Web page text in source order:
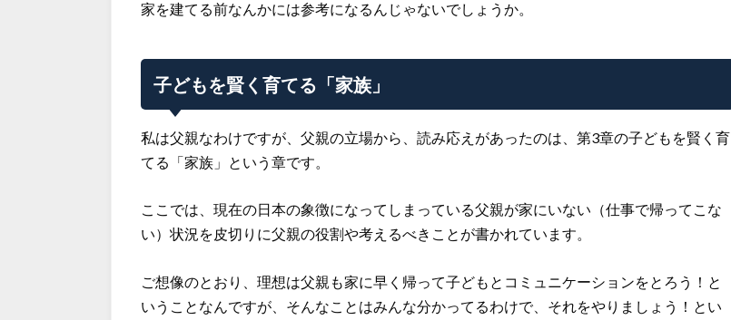
家を建てる前なんかには参考になるんじゃないでしょうか。
子どもを賢く育てる「家族」
私は父親なわけですが、父親の立場から、読み応えがあったのは、第3章の子どもを賢く育
てる「家族」という章です。
ここでは、現在の日本の象徴になってしまっている父親が家にいない（仕事で帰ってこな
い）状況を皮切りに父親の役割や考えるべきことが書かれています。
ご想像のとおり、理想は父親も家に早く帰って子どもとコミュニケーションをとろう！と
いうことなんですが、そんなことはみんな分かってるわけで、それをやりましょう！とい